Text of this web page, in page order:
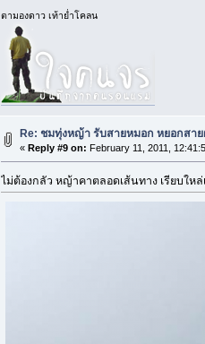
ตามองดาว เท้าย่ำโคลน
Re: ชมทุ่งหญ้า รับสายหมอก หยอกสาย
« Reply #9 on: February 11, 2011,
ไม่ต้องกลัว หญ้าคาตลอดเส้นทาง เรียบให